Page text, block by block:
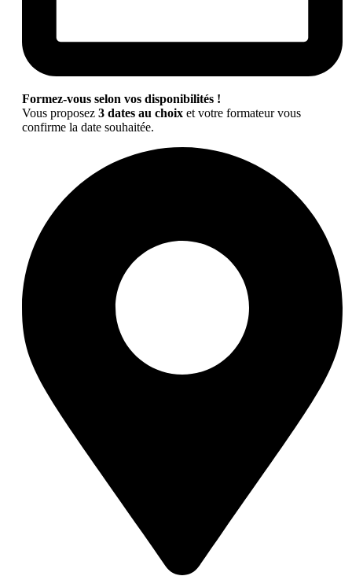
Formez-vous selon vos disponibilités !
Vous proposez 3 dates au choix et votre formateur vous
confirme la date souhaitée.